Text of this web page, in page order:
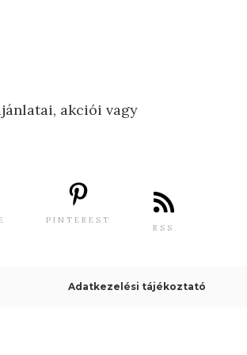
akciói vagy
PINTEREST
RSS
Adatkezelési tájékoztató